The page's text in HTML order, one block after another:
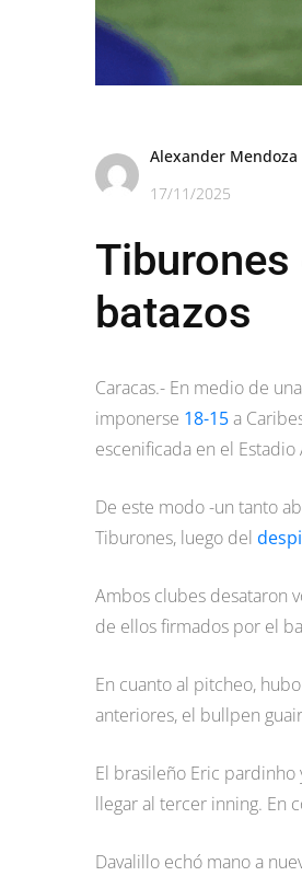
Alexander Mendoza
17/11/2025
batazos
Caracas.- En medio de
imponerse 18-15a
escenificada en el Estadio
De este modo -un tanto
Tiburones, luego del
Ambos clubes desataron
de ellos firmados por el
En cuanto al pitcheo,
anteriores, el bullpen
El brasileño Eric pardinho
llegar al tercer inning. En
Davalillo echó mano a